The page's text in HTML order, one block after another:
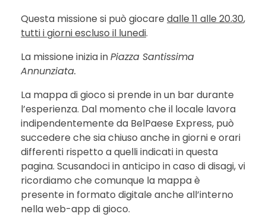
Questa missione si può giocare dalle 11 alle 20.30,
tutti i giorni escluso il lunedi.
La missione inizia inPiazza Santissima
Annunziata.
La mappa di gioco si prende in un bar durante
l’esperienza. Dal momento che il locale lavora
indipendentemente da BelPaese Express, può
succedere che sia chiuso anche in giorni e orari
differenti rispetto a quelli indicati in questa
pagina. Scusandoci in anticipo in caso di disagi, vi
ricordiamo che comunque la mappa è
presente in formato digitale anche all’interno
nella web-app di gioco.